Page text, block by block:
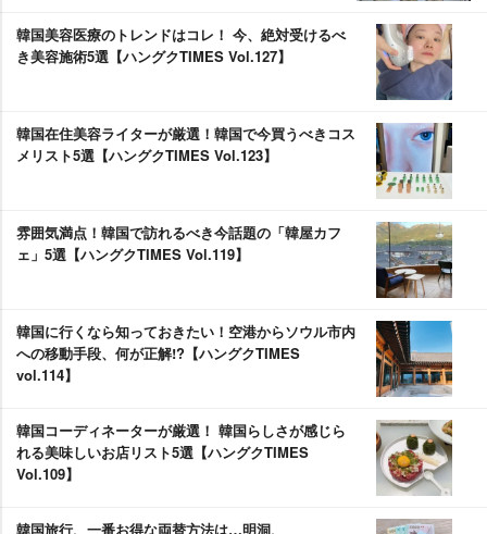
韓国美容医療のトレンドはコレ！ 今、絶対受けるべ
き美容施術5選【ハングクTIMES Vol.127】
韓国在住美容ライターが厳選！韓国で今買うべきコス
メリスト5選【ハングクTIMES Vol.123】
雰囲気満点！韓国で訪れるべき今話題の「韓屋カフ
ェ」5選【ハングクTIMES Vol.119】
韓国に行くなら知っておきたい！空港からソウル市内
への移動手段、何が正解!?【ハングクTIMES
vol.114】
韓国コーディネーターが厳選！ 韓国らしさが感じら
れる美味しいお店リスト5選【ハングクTIMES
Vol.109】
韓国旅行、一番お得な両替方法は…明洞、